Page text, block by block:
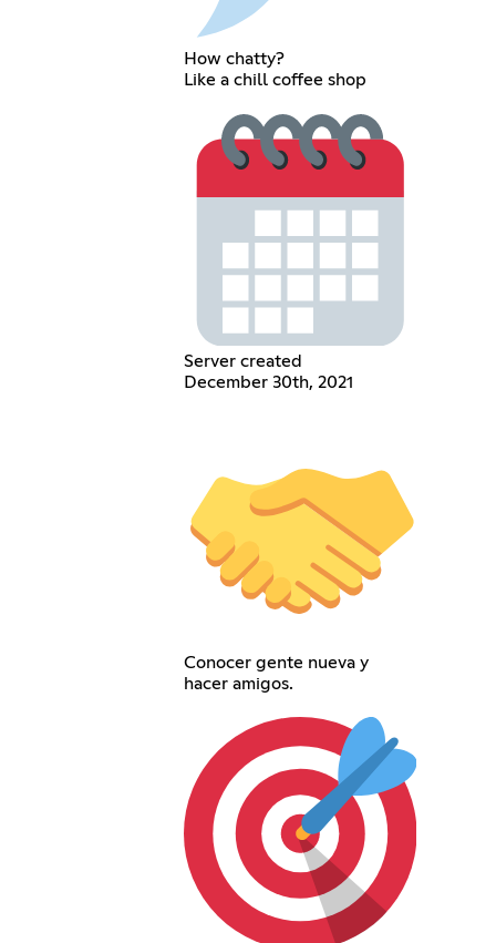
How chatty?
Like a chill coffee shop
Server created
December 30th, 2021
Conocer gente nueva y
hacer amigos.